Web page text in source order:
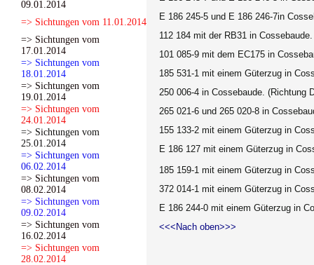
09.01.2014
=> Sichtungen vom 11.01.2014
=> Sichtungen vom
17.01.2014
=> Sichtungen vom
18.01.2014
=> Sichtungen vom
19.01.2014
=> Sichtungen vom
24.01.2014
=> Sichtungen vom
25.01.2014
=> Sichtungen vom
06.02.2014
=> Sichtungen vom
08.02.2014
=> Sichtungen vom
09.02.2014
=> Sichtungen vom
16.02.2014
=> Sichtungen vom
28.02.2014
E 186 245-5 und E 186 246-7in
112 184 mit der RB31 in
101 085-9 mit dem EC175 in
185 531-1 mit einem Güterzug in
250 006-4 in Cossebaude. (Richtung
265 021-6 und 265 020-8 in
155 133-2 mit einem Güterzug in
E 186 127 mit einem Güterzug in
185 159-1 mit einem Güterzug in
372 014-1 mit einem Güterzug in
E 186 244-0 mit einem Güterzug in
<<<Nach oben>>>